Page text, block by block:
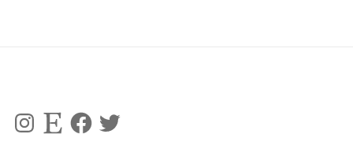
Instagram
Etsy Facebook
Twitter